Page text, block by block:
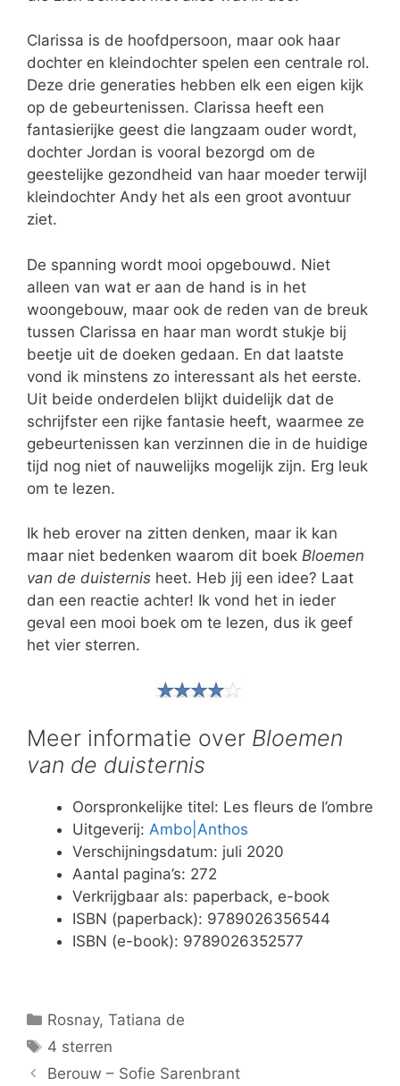
Clarissa is de hoofdpersoon, maar ook haar
dochter en kleindochter spelen een centrale rol.
Deze drie generaties hebben elk een eigen kijk
op de gebeurtenissen. Clarissa heeft een
fantasierijke geest die langzaam ouder wordt,
dochter Jordan is vooral bezorgd om de
geestelijke gezondheid van haar moeder terwijl
kleindochter Andy het als een groot avontuur
ziet.
De spanning wordt mooi opgebouwd. Niet
alleen van wat er aan de hand is in het
woongebouw, maar ook de reden van de breuk
tussen Clarissa en haar man wordt stukje bij
beetje uit de doeken gedaan. En dat laatste
vond ik minstens zo interessant als het eerste.
Uit beide onderdelen blijkt duidelijk dat de
schrijfster een rijke fantasie heeft, waarmee ze
gebeurtenissen kan verzinnen die in de huidige
tijd nog niet of nauwelijks mogelijk zijn. Erg leuk
om te lezen.
Ik heb erover na zitten denken, maar ik kan
maar niet bedenken waarom dit boek Bloemen
van de duisternis heet. Heb jij een idee? Laat
dan een reactie achter! Ik vond het in ieder
geval een mooi boek om te lezen, dus ik geef
het vier sterren.
Meer informatie over Bloemen
van de duisternis
Oorspronkelijke titel: Les fleurs de l’ombre
Uitgeverij: Ambo|Anthos
Verschijningsdatum: juli 2020
Aantal pagina’s: 272
Verkrijgbaar als: paperback, e-book
ISBN (paperback): 9789026356544
ISBN (e-book): 9789026352577
Categorieën
Rosnay, Tatiana de
Tags
4 sterren
Berouw – Sofie Sarenbrant